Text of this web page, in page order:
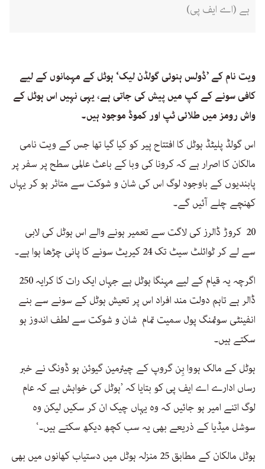
ہے (اے ایف پی)
ویت نام کے ’ڈولس ہنوئی گولڈن لیک‘ ہوٹل کے مہمانوں کے لیے
کافی سونے کے کپ میں پیش کی جاتی ہے، یہی نہیں اس ہوٹل کے
واش رومز میں طلائی ٹپ اور کموڈ موجود ہیں۔
اس گولڈ پلیٹڈ ہوٹل کا افتتاح پیر کو کیا گیا تھا جس کے ویت نامی
مالکان کا اصرار ہے کہ کرونا کی وبا کے باعث عالمی سطح پر سفر پر
پابندیوں کے باوجود لوگ اس کی شان و شوکت سے متاثر ہو کر یہاں
کھنچے چلے آئیں گے۔
20 کروڑ ڈالرز کی لاگت سے تعمیر ہونے والے اس ہوٹل کی لابی
سے لے کر ٹوائلٹ سیٹ تک 24 کیریٹ سونے کا پانی چڑھا ہوا ہے۔
اگرچہ یہ قیام کے لیے مہنگا ہوٹل ہے جہاں ایک رات کا کرایہ 250
ڈالر ہے تاہم دولت مند افراد اس پر تعیش ہوٹل کے سونے سے بنے
انفینٹی سوئمنگ پول سمیت تمام شان و شوکت سے لطف اندوز ہو
سکتے ہیں۔
ہوٹل کے مالک ہووا بِن گروپ کے چیئرمین گیوئن ہو ڈونگ نے خبر
رساں ادارے اے ایف پی کو بتایا کہ ’ہوٹل کی خواہش ہے کہ عام
لوگ اتنے امیر ہو جائیں کہ وہ یہاں چیک ان کر سکیں لیکن وہ
سوشل میڈیا کے ذریعے بھی یہ سب کچھ دیکھ سکتے ہیں۔‘
ہوٹل مالکان کے مطابق 25 منزلہ ہوٹل میں دستیاب کھانوں میں بھی